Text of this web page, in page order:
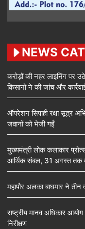
NEWS
करोड़ों की नहर लाइनिंग पर
किसानों ने की जांच और
ऑपरेशन सिपाही रक्षा सूत्र
जवानों को भेजी गईं
मुख्यमंत्री लोक कलाकार
आर्थिक संबल, 31 अगस्त
महापौर अलका बाघमार ने तीन
राष्ट्रीय मानव अधिकार
निरीक्षण